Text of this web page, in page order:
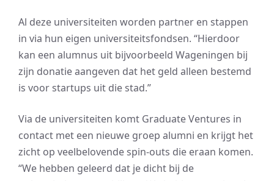
Al deze universiteiten worden partner en stappen
in via hun eigen universiteitsfondsen. “Hierdoor
kan een alumnus uit bijvoorbeeld Wageningen bij
zijn donatie aangeven dat het geld alleen bestemd
is voor startups uit die stad.”
Via de universiteiten komt Graduate Ventures in
contact met een nieuwe groep alumni en krijgt het
zicht op veelbelovende spin-outs die eraan komen.
“We hebben geleerd dat je dicht bij de